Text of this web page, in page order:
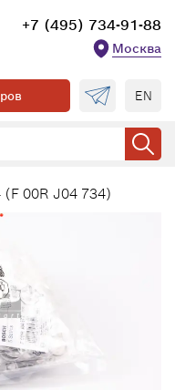
+7 (495) 734-91-88
Москва
EN
00R J04 734)